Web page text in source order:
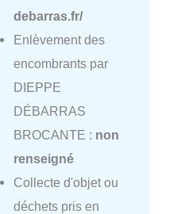
debarras.fr/
Enlèvement des
encombrants par
DIEPPE
DÉBARRAS
BROCANTE : non
renseigné
Collecte d'objet ou
déchets pris en